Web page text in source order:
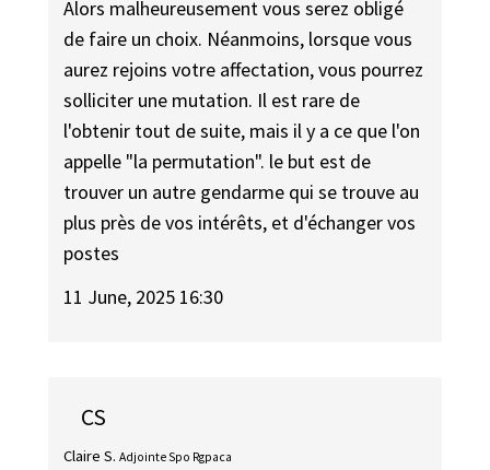
Alors malheureusement vous serez obligé
de faire un choix. Néanmoins, lorsque vous
aurez rejoins votre affectation, vous pourrez
solliciter une mutation. Il est rare de
l'obtenir tout de suite, mais il y a ce que l'on
appelle "la permutation". le but est de
trouver un autre gendarme qui se trouve au
plus près de vos intérêts, et d'échanger vos
postes
11 June, 2025 16:30
CS
Claire S. Adjointe Spo Rgpaca